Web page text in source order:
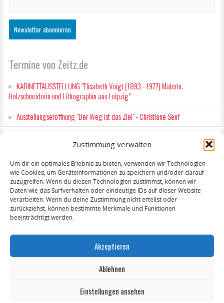
Zustimmung verwalten
Um dir ein optimales Erlebnis zu bieten, verwenden wir Technologien
wie Cookies, um Geräteinformationen zu speichern und/oder darauf
zuzugreifen. Wenn du diesen Technologien zustimmst, können wir
Daten wie das Surfverhalten oder eindeutige IDs auf dieser Website
verarbeiten. Wenn du deine Zustimmung nicht erteilst oder
zurückziehst, können bestimmte Merkmale und Funktionen
beeinträchtigt werden.
Akzeptieren
Ablehnen
Einstellungen ansehen
Termine von Zeitz.de
KABINETTAUSSTELLUNG "Elisabeth Voigt (1893 - 1977) Malerin.
Holzschneiderin und Lithographin aus Leipzig"
Ausstellungseröffnung "Der Weg ist das Ziel" - Christiane Senf
Kunstfest Zeitz
Copyright © 2026 ZeitzOnline, Reiner Eckel